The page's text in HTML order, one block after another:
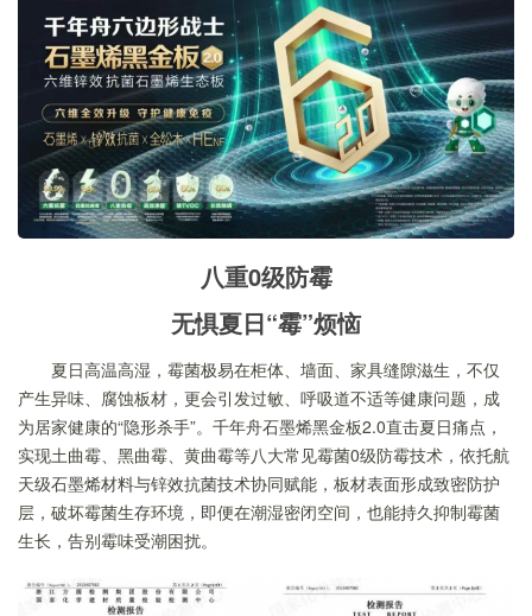
八重0级防霉
无惧夏日“霉”烦恼
夏日高温高湿，霉菌极易在柜体、墙面、家具缝隙滋生，不仅
产生异味、腐蚀板材，更会引发过敏、呼吸道不适等健康问题，成
为居家健康的“隐形杀手”。千年舟石墨烯黑金板2.0直击夏日痛点，
实现土曲霉、黑曲霉、黄曲霉等八大常见霉菌0级防霉技术，依托航
天级石墨烯材料与锌效抗菌技术协同赋能，板材表面形成致密防护
层，破坏霉菌生存环境，即便在潮湿密闭空间，也能持久抑制霉菌
生长，告别霉味受潮困扰。